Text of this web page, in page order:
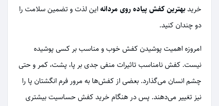
خریدبهترین کفش پیاده روی مردانهاین لذت و تضمین سلامت را
دو چندان کنید.
امروزه اهمیت پوشیدن کفش خوب و مناسب بر کسی پوشیده
نیست. کفش نامناسب تاثیرات منفی جدی بر پا، پشت، کمر و حتی
چشم انسان می‌گذارد. بعضی از کفش‌ها به مرور فرم انگشتان پا را
نیز تغییر می‌دهند. پس در هنگام خرید کفش حساسیت بیشتری